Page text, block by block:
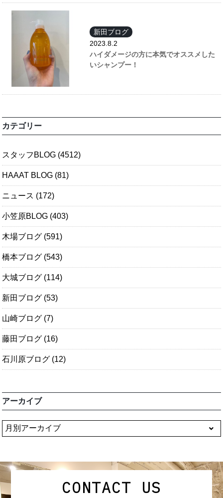
新田ブログ
2023.8.2
ハイダメージの方に本気でオススメした
いシャンプー！
カテゴリー
スタッフBLOG (4512)
HAAAT BLOG (81)
ニュース (172)
小笠原BLOG (403)
木場ブログ (591)
橋本ブログ (543)
大城ブログ (114)
新田ブログ (53)
山崎ブログ (7)
藤田ブログ (16)
石川原ブログ (12)
アーカイブ
CONTACT US